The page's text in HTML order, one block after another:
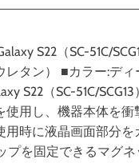
S22（SC-51C/
レタン） ■カラー:デ
S22（SC-51C/
使用し、機器本体を
用時に液晶画面部分
プを固定できるマグ